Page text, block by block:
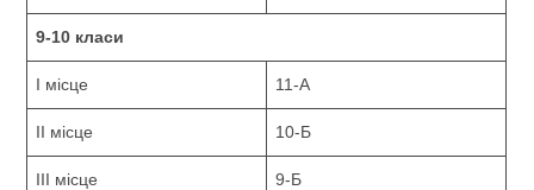
9-10 класи
І місце 11-А
ІІ місце 10-Б
ІІІ місце 9-Б